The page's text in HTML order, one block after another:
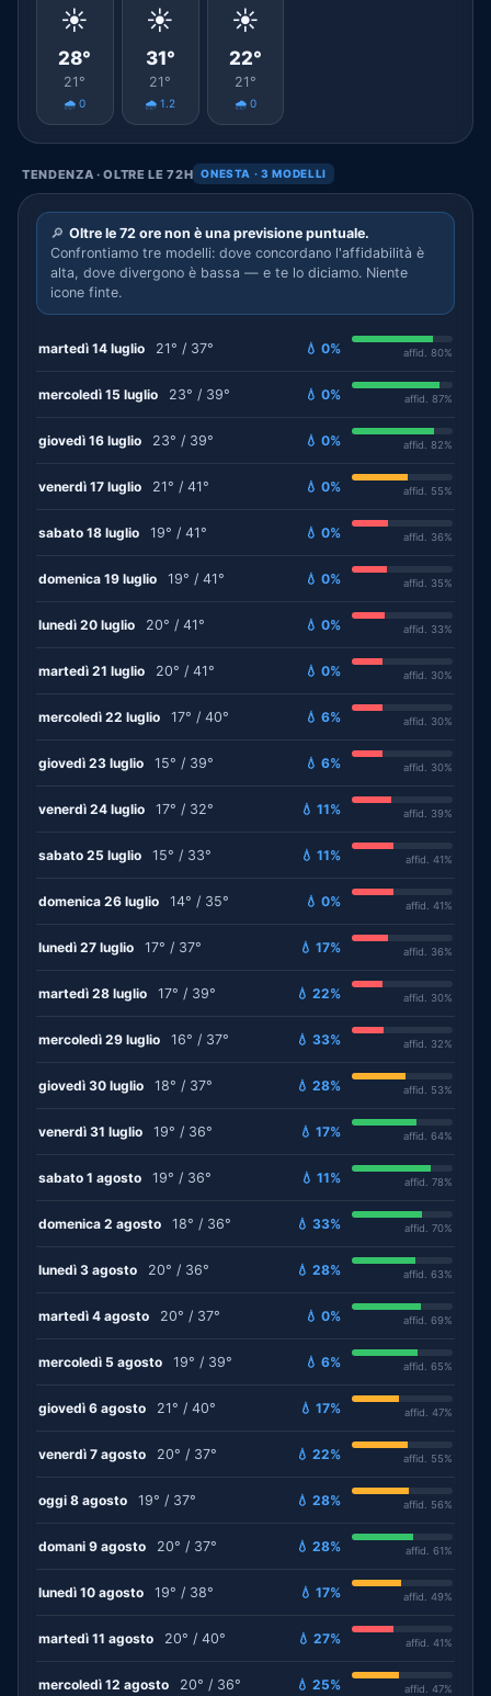
☀️
28°
21°
🌧️ 0
☀️
31°
21°
🌧️ 1.2
☀️
22°
21°
🌧️ 0
TENDENZA · OLTRE LE 72H ONESTA · 3 MODELLI
🔎 Oltre le 72 ore non è una previsione puntuale.
Confrontiamo tre modelli: dove concordano l'affidabilità è
alta, dove divergono è bassa — e te lo diciamo. Niente
icone finte.
martedì 14 luglio 21° / 37° 💧 0% affid. 80%
mercoledì 15 luglio 23° / 39° 💧 0% affid. 87%
giovedì 16 luglio 23° / 39° 💧 0% affid. 82%
venerdì 17 luglio 21° / 41° 💧 0% affid. 55%
sabato 18 luglio 19° / 41° 💧 0% affid. 36%
domenica 19 luglio 19° / 41° 💧 0% affid. 35%
lunedì 20 luglio 20° / 41° 💧 0% affid. 33%
martedì 21 luglio 20° / 41° 💧 0% affid. 30%
mercoledì 22 luglio 17° / 40° 💧 6% affid. 30%
giovedì 23 luglio 15° / 39° 💧 6% affid. 30%
venerdì 24 luglio 17° / 32° 💧 11% affid. 39%
sabato 25 luglio 15° / 33° 💧 11% affid. 41%
domenica 26 luglio 14° / 35° 💧 0% affid. 41%
lunedì 27 luglio 17° / 37° 💧 17% affid. 36%
martedì 28 luglio 17° / 39° 💧 22% affid. 30%
mercoledì 29 luglio 16° / 37° 💧 33% affid. 32%
giovedì 30 luglio 18° / 37° 💧 28% affid. 53%
venerdì 31 luglio 19° / 36° 💧 17% affid. 64%
sabato 1 agosto 19° / 36° 💧 11% affid. 78%
domenica 2 agosto 18° / 36° 💧 33% affid. 70%
lunedì 3 agosto 20° / 36° 💧 28% affid. 63%
martedì 4 agosto 20° / 37° 💧 0% affid. 69%
mercoledì 5 agosto 19° / 39° 💧 6% affid. 65%
giovedì 6 agosto 21° / 40° 💧 17% affid. 47%
venerdì 7 agosto 20° / 37° 💧 22% affid. 55%
oggi 8 agosto 19° / 37° 💧 28% affid. 56%
domani 9 agosto 20° / 37° 💧 28% affid. 61%
lunedì 10 agosto 19° / 38° 💧 17% affid. 49%
martedì 11 agosto 20° / 40° 💧 27% affid. 41%
mercoledì 12 agosto 20° / 36° 💧 25% affid. 47%